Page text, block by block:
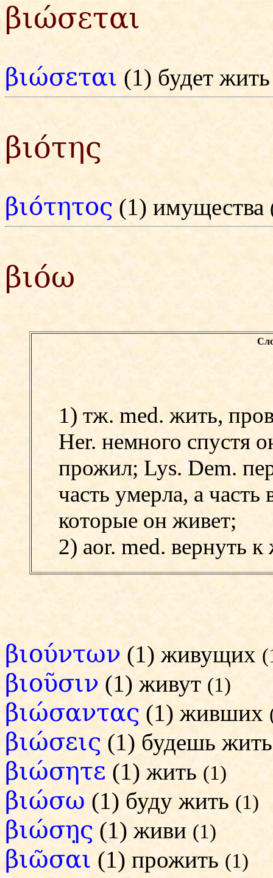
βιώσεται
βιώσεται (1) будет
βιότης
βιότητος (1) имущества
βιόω
1) тж. med. жить,
Her. немного спустя
прожил; Lys. Dem.
часть умерла, а
которые он живет;
2) aor. med. вернуть
βιούντων (1) живущих
βιοῦσιν (1) живут (1)
βιώσαντας (1) живших
βιώσεις (1) будешь
βιώσητε (1) жить (1)
βιώσω (1) буду жить (1)
βιώση̣ς (1) живи (1)
βιῶσαι (1) прожить (1)